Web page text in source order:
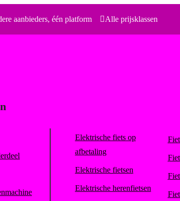
aanbieders, één platform Alle prijsklassen
Elektrische fiets op
afbetaling
Elektrische fietsen
Elektrische herenfietsen